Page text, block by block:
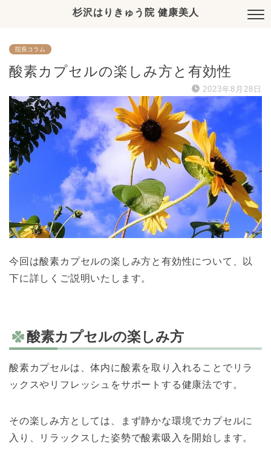
杉沢はりきゅう院 健康美人
院長コラム
酸素カプセルの楽しみ方と有効性
2023年8月28日
今回は酸素カプセルの楽しみ方と有効性について、以
下に詳しくご説明いたします。
酸素カプセルの楽しみ方
酸素カプセルは、体内に酸素を取り入れることでリラ
ックスやリフレッシュをサポートする健康法です。
その楽しみ方としては、まず静かな環境でカプセルに
入り、リラックスした姿勢で酸素吸入を開始します。